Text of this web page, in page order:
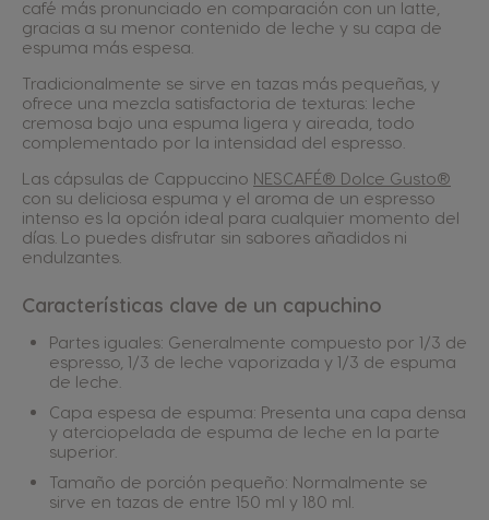
café más pronunciado en comparación con un latte,
gracias a su menor contenido de leche y su capa de
espuma más espesa.
Tradicionalmente se sirve en tazas más pequeñas, y
ofrece una mezcla satisfactoria de texturas: leche
cremosa bajo una espuma ligera y aireada, todo
complementado por la intensidad del espresso.
Las cápsulas de Cappuccino NESCAFÉ® Dolce Gusto®
con su deliciosa espuma y el aroma de un espresso
intenso es la opción ideal para cualquier momento del
días. Lo puedes disfrutar sin sabores añadidos ni
endulzantes.
Características clave de un capuchino
Partes iguales: Generalmente compuesto por 1/3 de
espresso, 1/3 de leche vaporizada y 1/3 de espuma
de leche.
Capa espesa de espuma: Presenta una capa densa
y aterciopelada de espuma de leche en la parte
superior.
Tamaño de porción pequeño: Normalmente se
sirve en tazas de entre 150 ml y 180 ml.